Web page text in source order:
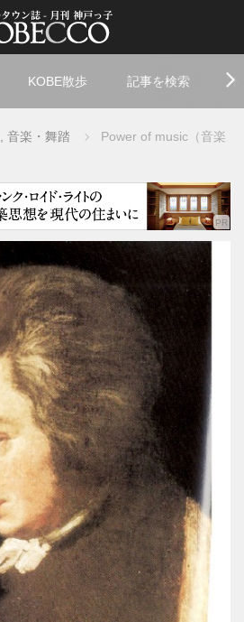
KOBE散歩 記事を検索
音楽・舞踏
Power of music（音楽